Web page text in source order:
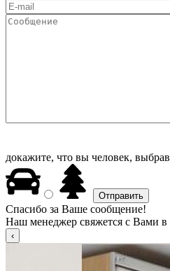
докажите, что вы человек, выбрав
Спасибо за Ваше сообщение!
Наш менеджер свяжется с Вами